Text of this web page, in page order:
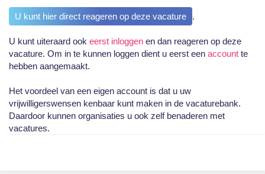
U kunt hier direct reageren op deze vacature .
U kunt uiteraard ook eerst inloggen en dan reageren op deze
vacature. Om in te kunnen loggen dient u eerst een account te
hebben aangemaakt.
Het voordeel van een eigen account is dat u uw
vrijwilligerswensen kenbaar kunt maken in de vacaturebank.
Daardoor kunnen organisaties u ook zelf benaderen met
vacatures.